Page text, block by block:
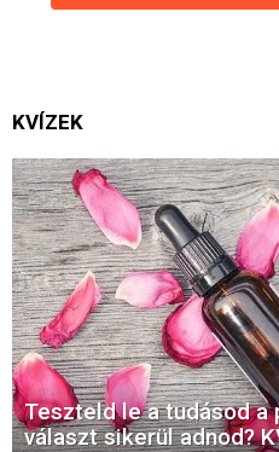
KVÍZEK
Teszteld le a tudásod a
választ sikerül adnod?